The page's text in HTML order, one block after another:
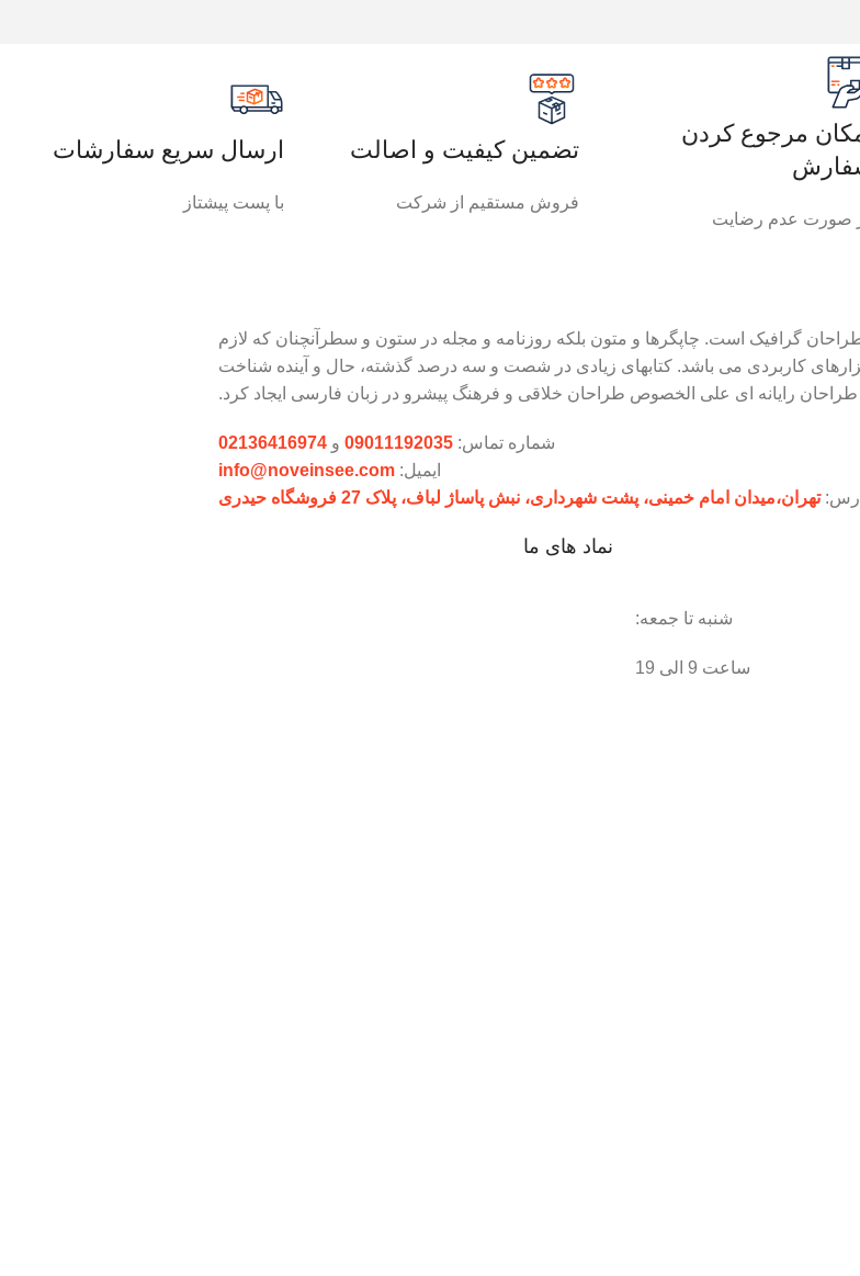
مرجوع کردن
صورت عدم رضایت
تضمین کیفیت و اصالت
فروش مستقیم از شرکت
ارسال سریع سفارشات
با پست پیشتاز
گرافیک است. چاپگرها و متون بلکه روزنامه و مجله در ستون و سطرآنچنان که لازم
کاربردی می باشد. کتابهای زیادی در شصت و سه درصد گذشته، حال و آینده شناخت
رایانه ای علی الخصوص طراحان خلاقی و فرهنگ پیشرو در زبان فارسی ایجاد کرد.
شماره تماس: 09011192035 و 02136416974
ایمیل: info@noveinsee.com
تهران،‌میدان امام خمینی، پشت شهرداری، نبش پاساژ لباف، پلاک 27 فروشگاه حیدری
شنبه تا جمعه:
ساعت 9 الی 19
نماد های ما